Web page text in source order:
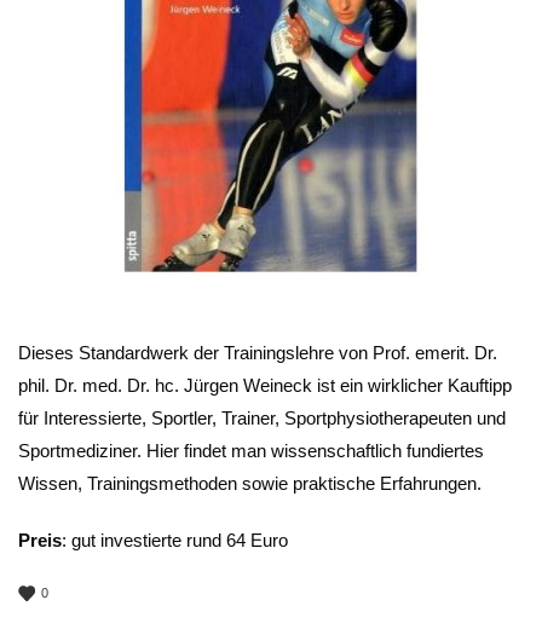
Dieses Standardwerk der Trainingslehre von Prof. emerit. Dr.
phil. Dr. med. Dr. hc. Jürgen Weineck ist ein wirklicher Kauftipp
für Interessierte, Sportler, Trainer, Sportphysiotherapeuten und
Sportmediziner. Hier findet man wissenschaftlich fundiertes
Wissen, Trainingsmethoden sowie praktische Erfahrungen.
Preis: gut investierte rund 64 Euro
0